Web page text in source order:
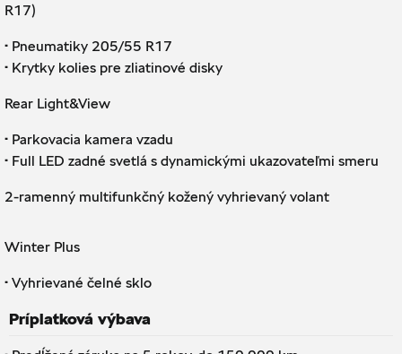
R17)
· Pneumatiky 205/55 R17
· Krytky kolies pre zliatinové disky
Rear Light&View
· Parkovacia kamera vzadu
· Full LED zadné svetlá s dynamickými ukazovateľmi smeru
2-ramenný multifunkčný kožený vyhrievaný volant
Winter Plus
· Vyhrievané čelné sklo
Príplatková výbava